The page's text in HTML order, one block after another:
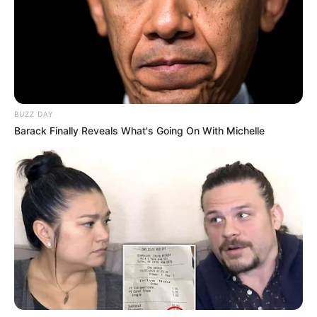
Secondes chances du Quinté+ PMU : des
profils fiables pour les places
TITI DE PARIS (6) FEU DE DIEU (5) ASTROLOGER (8)–
SIGN OF STARS (9)
BUZZ DAY
Barack Finally Reveals What's Going On With Michelle